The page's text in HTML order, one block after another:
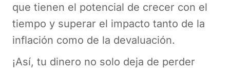
que tienen el potencial de crecer con el
tiempo y superar el impacto tanto de la
inflación como de la devaluación.
¡Así, tu dinero no solo deja de perder